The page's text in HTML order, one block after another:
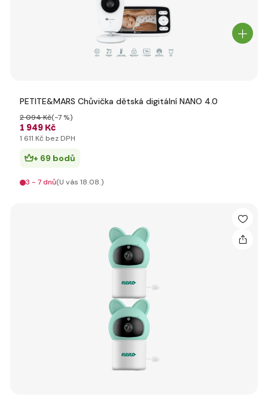
PETITE&MARS Chůvička dětská digitální NANO 4.0
1 949 Kč
2 094 Kč(-7 %)
1 611 Kč bez DPH
+ 69 bodů
3 - 7 dnů(U vás 18.08.)